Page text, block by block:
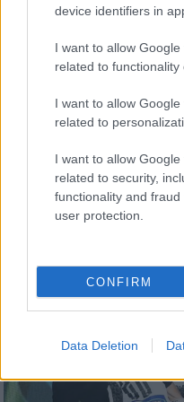
device identifiers in
I want to allow
related to functionality
I want to allow
related to
I want to allow
related to security,
functionality and
user protection.
CONFIRM
Data Deletion
04.06.2022
Αποκαλυπτικός
μεταγραφές και
Σαββίδης ήταν ο
Ο Ζοσέ Μπότο σε
συνέντευξη στο
πρώτες
τη συνεργασία του
τον Ραζβάν